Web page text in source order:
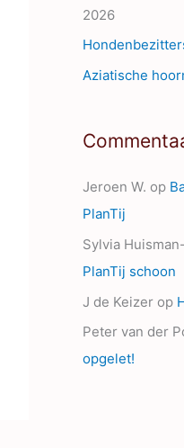
2026
Aziatische
Jeroen W. op
PlanTij
Sylvia
PlanTij schoon
J de Keizer op
Peter van der
opgelet!